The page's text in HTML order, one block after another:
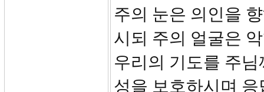
주의 눈은 의인을
시되 주의 얼굴은
우리의 기도를 주
성을 보호하시며